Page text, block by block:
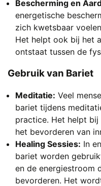
Bescherming en
energetische
zich kwetsbaar
Het helpt ook bij het
ontstaat tussen de
Gebruik van Bariet
Meditatie: Veel
bariet tijdens
practice. Het helpt
het bevorderen van
Healing Sessies: In
bariet worden
en de energiestroom
bevorderen. Het